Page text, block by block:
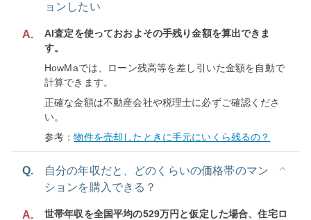
ョンしたい
A.
AI査定を使っておおよその手残り金額を算出できま
す。
HowMaでは、ローン残高等を差し引いた金額を自動で
計算できます。
正確な金額は不動産会社や税理士に必ずご確認くださ
い。
参考：物件を売却したときに手元にいくら残るの？
Q.
自分の年収だと、どのくらいの価格帯のマン
ションを購入できる？
A. 世帯年収を全国平均の529万円と仮定した場合、住宅ロ